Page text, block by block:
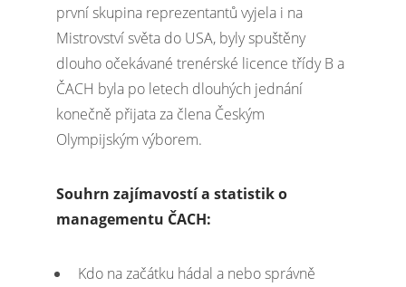
první skupina reprezentantů vyjela i na
Mistrovství světa do USA, byly spuštěny
dlouho očekávané trenérské licence třídy B a
ČACH byla po letech dlouhých jednání
konečně přijata za člena Českým
Olympijským výborem.
Souhrn zajímavostí a statistik o
managementu ČACH:
Kdo na začátku hádal a nebo správně